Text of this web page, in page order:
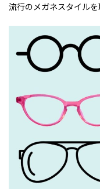
流行のメガネスタイルを